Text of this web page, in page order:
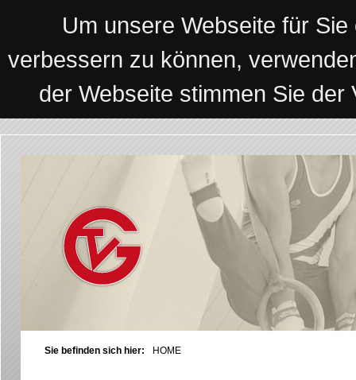
Um unsere Webseite für
verbessern zu können,
der Webseite stimmen Sie
Sie befinden sich hier: HOME